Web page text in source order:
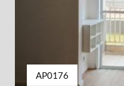
AP0176